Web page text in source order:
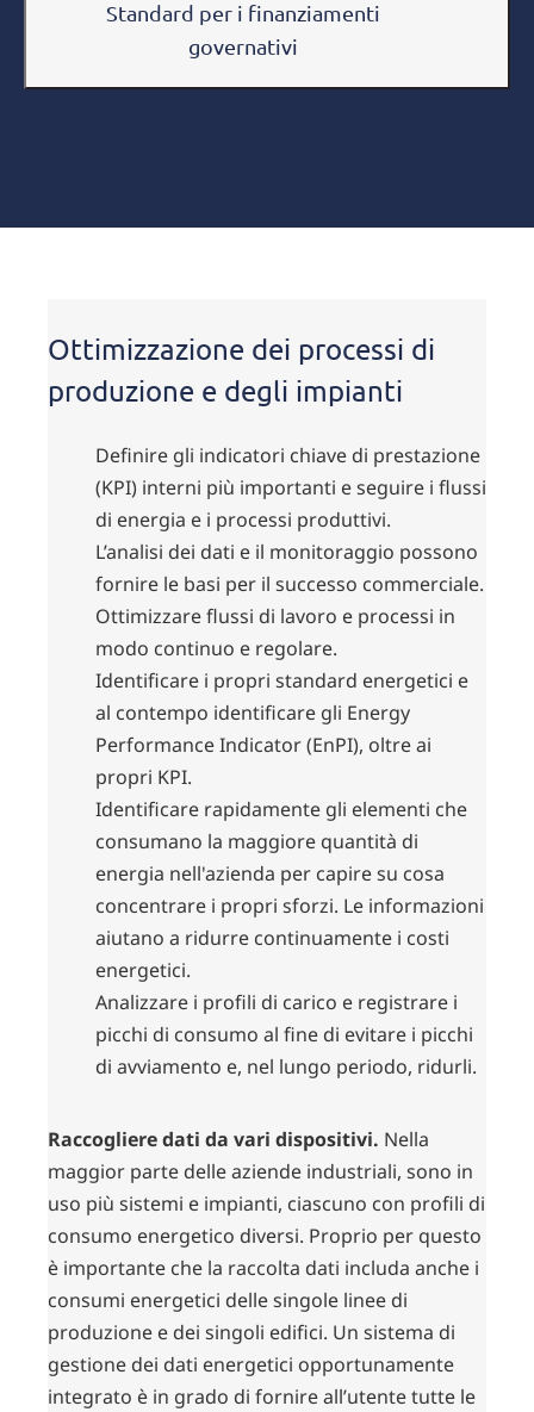
Standard per i finanziamenti
governativi
Ottimizzazione dei processi di
produzione e degli impianti
Definire gli indicatori chiave di prestazione
(KPI) interni più importanti e seguire i flussi
di energia e i processi produttivi.
L’analisi dei dati e il monitoraggio possono
fornire le basi per il successo commerciale.
Ottimizzare flussi di lavoro e processi in
modo continuo e regolare.
Identificare i propri standard energetici e
al contempo identificare gli Energy
Performance Indicator (EnPI), oltre ai
propri KPI.
Identificare rapidamente gli elementi che
consumano la maggiore quantità di
energia nell'azienda per capire su cosa
concentrare i propri sforzi. Le informazioni
aiutano a ridurre continuamente i costi
energetici.
Analizzare i profili di carico e registrare i
picchi di consumo al fine di evitare i picchi
di avviamento e, nel lungo periodo, ridurli.
Raccogliere dati da vari dispositivi. Nella
maggior parte delle aziende industriali, sono in
uso più sistemi e impianti, ciascuno con profili di
consumo energetico diversi. Proprio per questo
è importante che la raccolta dati includa anche i
consumi energetici delle singole linee di
produzione e dei singoli edifici. Un sistema di
gestione dei dati energetici opportunamente
integrato è in grado di fornire all’utente tutte le